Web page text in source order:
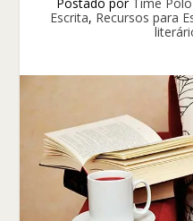
Escrita, Recursos para